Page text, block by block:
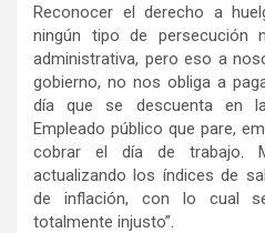
Reconocer el derecho a
ningún tipo de persecución
administrativa, pero eso a
gobierno, no nos obliga a
día que se descuenta en
Empleado público que pare,
cobrar el día de trabajo.
actualizando los índices de
de inflación, con lo cual
totalmente injusto”.